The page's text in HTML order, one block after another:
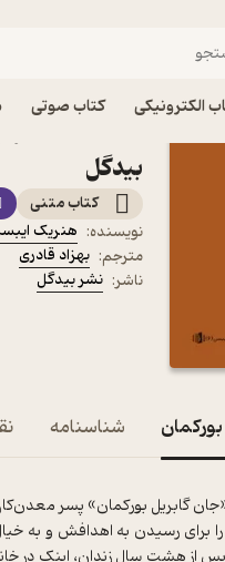
الکترونیکی کتاب صوتی
بیدگل
کتاب متنی
نویسنده: هنریک
مترجم: بهزاد قادری
ناشر: نشر بیدگل
شناسنامه
گابریل بورکمان» پسر
برای رسیدن به اهدافش و به
هشت سال زندان، اینک در